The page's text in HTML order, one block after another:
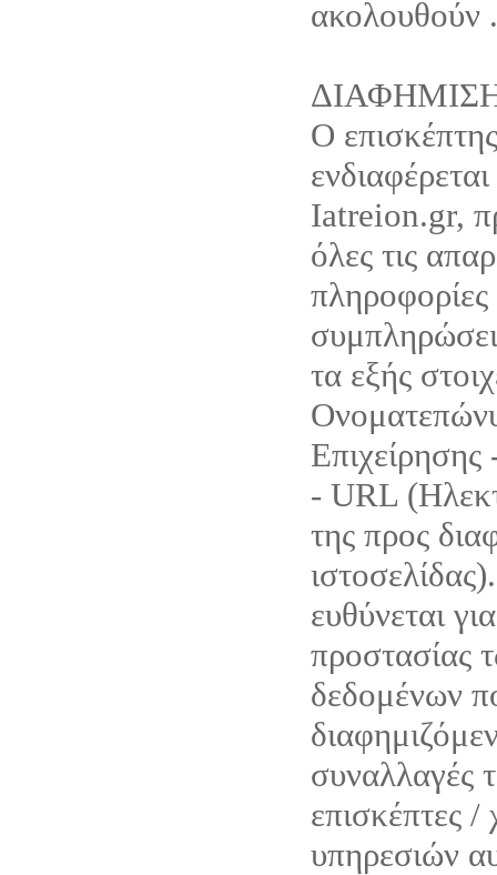
ακολουθούν .
Ο
Iatreion.gr,
όλες τις
τα εξής
- URL
της προς
ευθύνεται
προστασίας
δεδομένων
συναλλαγές
επισκέπτες /
υπηρεσιών